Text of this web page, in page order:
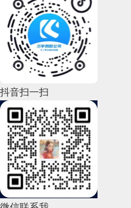
2022年7月(111)
2022年6月(162)
2022年5月(143)
2022年4月(86)
2022年3月(119)
2022年2月(53)
2022年1月(99)
2021年12月(105)
抖音扫一扫